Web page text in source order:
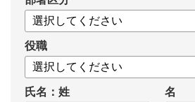
ぜひお役立てくださいませ。
【資料の内容】
・社員エンゲージメントとは
・よくあるお悩み10選とその解決策
・カオナビ導入によるエンゲージメン
役職
氏名：姓 名